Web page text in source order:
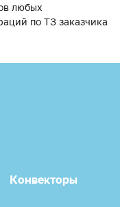
любых
по ТЗ заказчика
Конвекторы